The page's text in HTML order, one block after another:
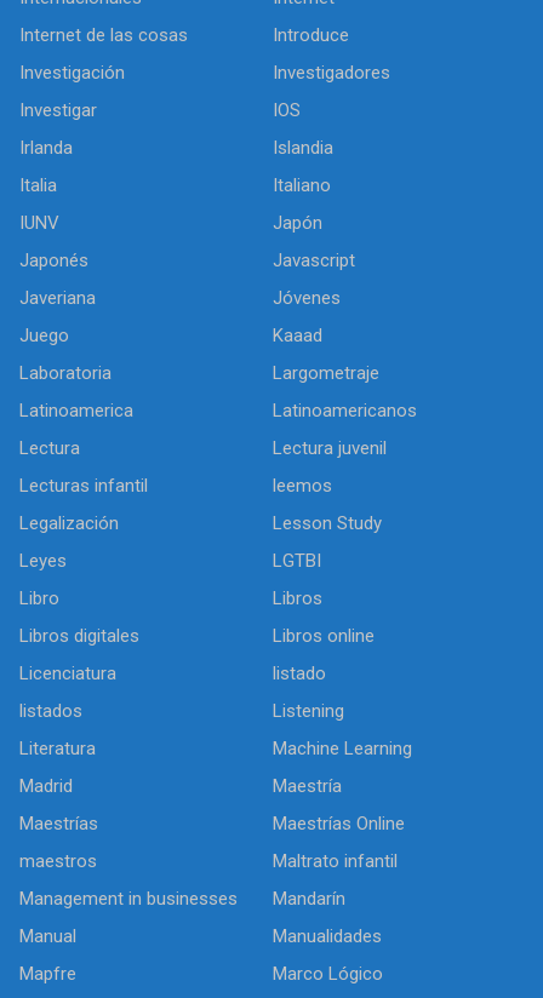
Internet de las cosas
Introduce
Investigación
Investigadores
Investigar
IOS
Irlanda
Islandia
Italia
Italiano
IUNV
Japón
Japonés
Javascript
Javeriana
Jóvenes
Juego
Kaaad
Laboratoria
Largometraje
Latinoamerica
Latinoamericanos
Lectura
Lectura juvenil
Lecturas infantil
leemos
Legalización
Lesson Study
Leyes
LGTBI
Libro
Libros
Libros digitales
Libros online
Licenciatura
listado
listados
Listening
Literatura
Machine Learning
Madrid
Maestría
Maestrías
Maestrías Online
maestros
Maltrato infantil
Management in businesses
Mandarín
Manual
Manualidades
Mapfre
Marco Lógico